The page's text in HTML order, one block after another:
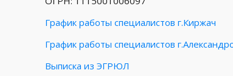
График работы специалистов г.Киржач
График работы специалистов
Выписка из ЭГРЮЛ